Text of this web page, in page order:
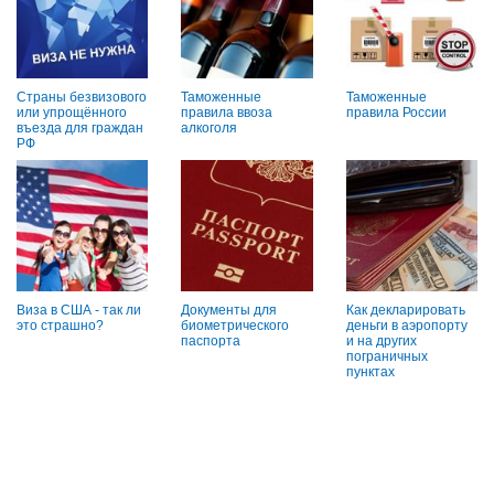
Страны безвизового
или упрощённого
въезда для граждан
РФ
Таможенные
правила ввоза
алкоголя
Таможенные
правила России
Виза в США - так ли
это страшно?
Документы для
биометрического
паспорта
Как декларировать
деньги в аэропорту
и на других
пограничных
пунктах